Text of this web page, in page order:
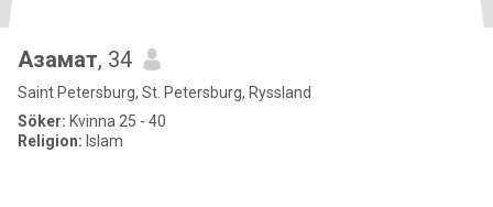
Азамат, 34
Saint Petersburg, St. Petersburg, Ryssland
Söker: Kvinna 25 - 40
Religion: Islam